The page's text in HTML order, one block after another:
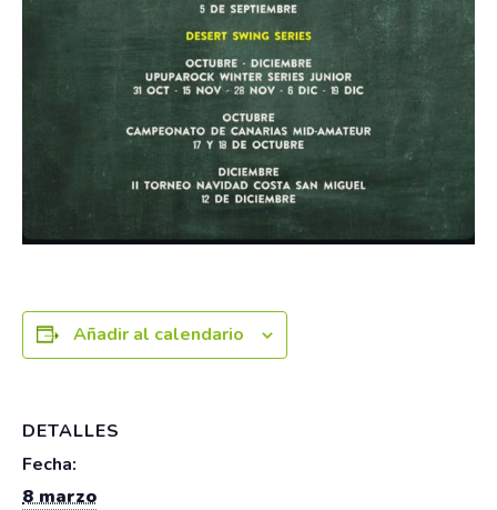
Añadir al calendario
DETALLES
Fecha:
8 marzo